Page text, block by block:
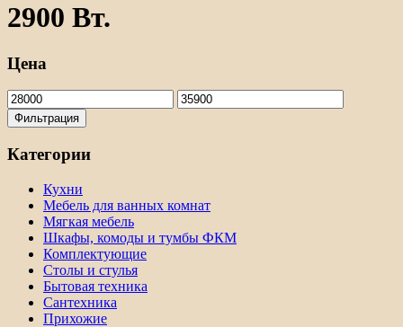
2900 Вт.
Цена
Минимальная
цена
Максимальная
цена
Фильтрация
Категории
Кухни
Мебель для ванных комнат
Мягкая мебель
Шкафы, комоды и тумбы ФКМ
Комплектующие
Столы и стулья
Бытовая техника
Сантехника
Прихожие